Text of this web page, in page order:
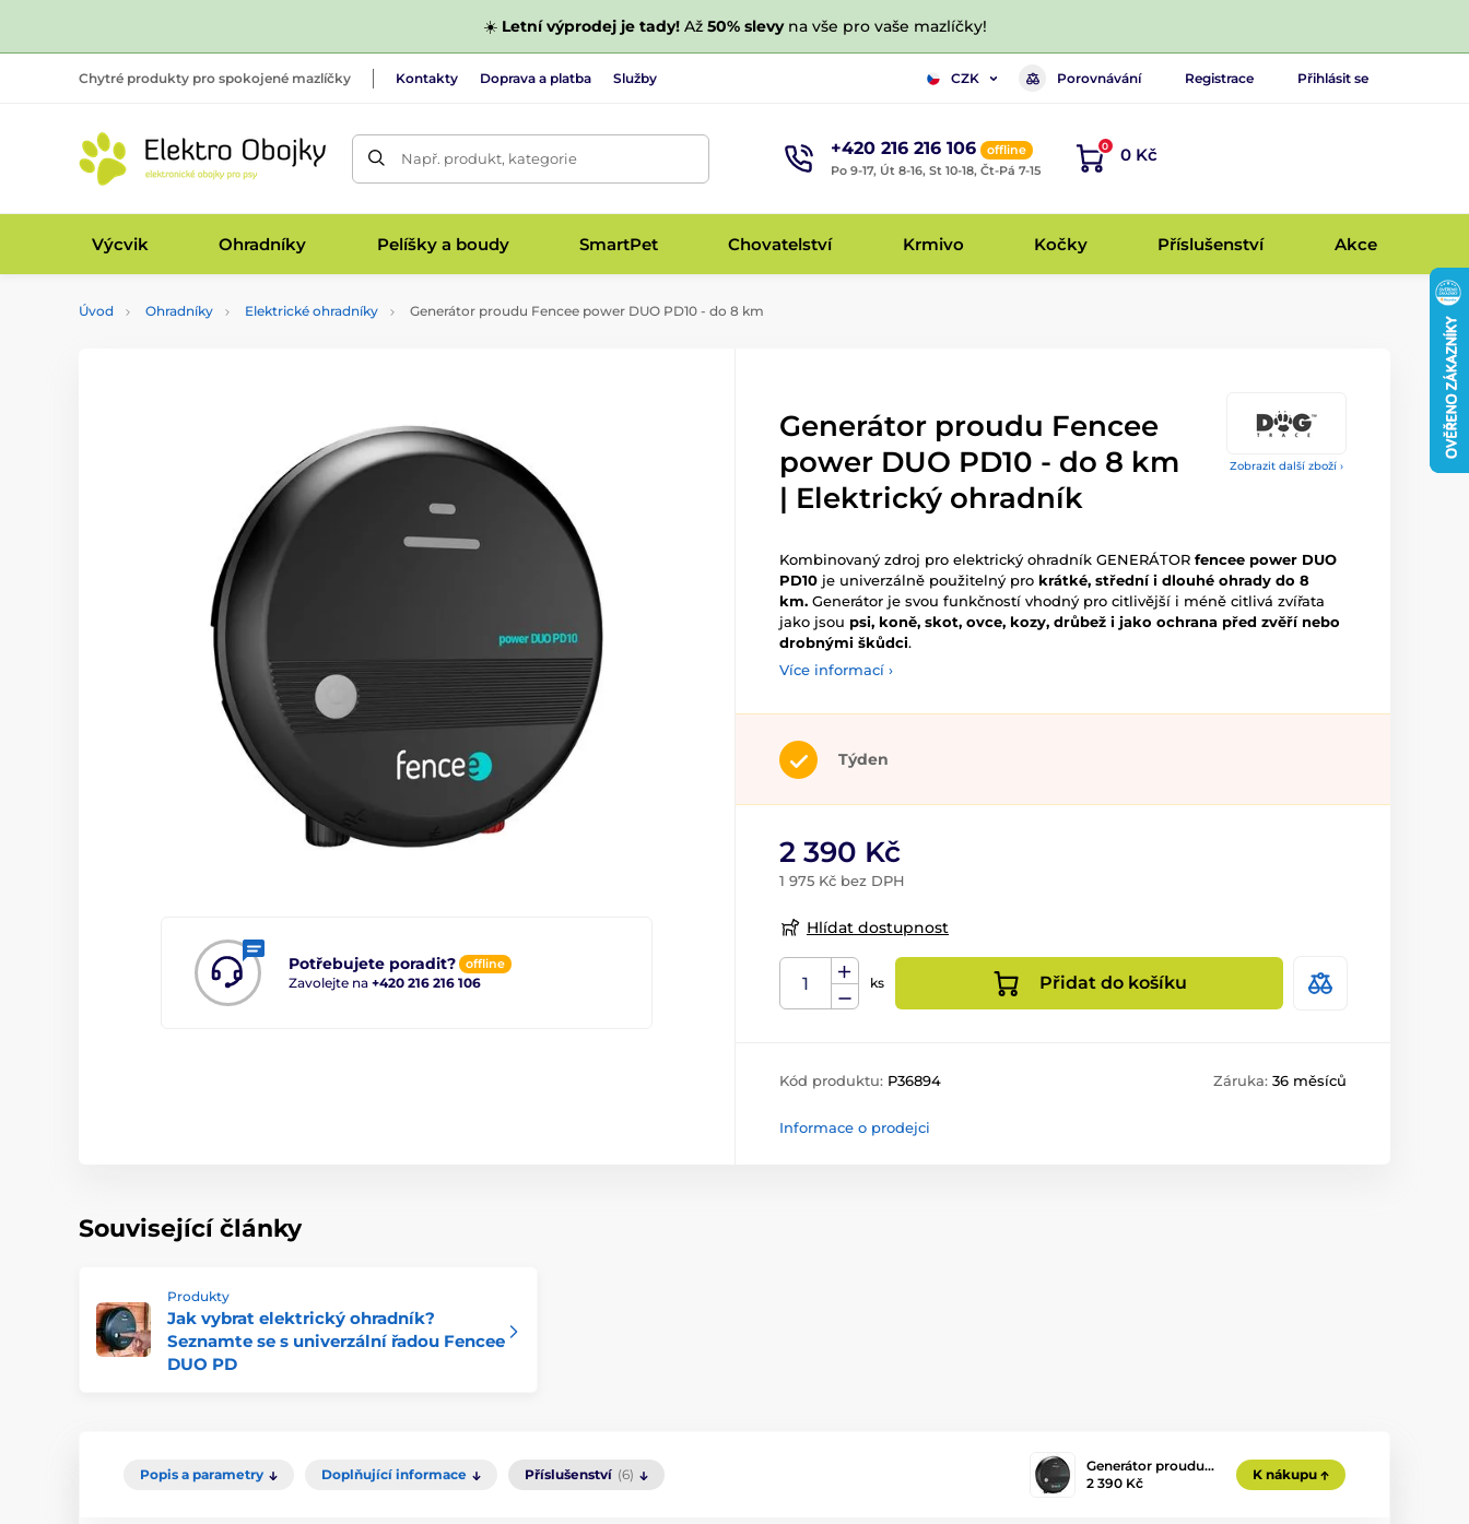
☀️ Letní výprodej je tady!Až 50% slevyna vše pro vaše mazlíčky!
Chytré produkty pro spokojené mazlíčky Kontakty Doprava a platba Služby CZK Porovnávání Registrace Přihlásit se
Např. produkt, kategorie +420 216 216 106
offline
Po 9-17, Út 8-16, St 10-18, Čt-Pá 7-15
0 0 Kč
Výcvik Ohradníky Pelíšky a boudy SmartPet Chovatelství Krmivo Kočky Příslušenství Akce
Úvod Ohradníky Elektrické ohradníky Generátor proudu Fencee power DUO PD10 - do 8 km
Zobrazit další zboží ›
Potřebujete poradit? offline
Zavolejte na +420 216 216 106
Generátor proudu Fencee
power DUO PD10 - do 8 km
| Elektrický ohradník
Kombinovaný zdroj pro elektrický ohradník GENERÁTOR fencee power DUO
PD10 je univerzálně použitelný pro krátké, střední i dlouhé ohrady do 8
km. Generátor je svou funkčností vhodný pro citlivější i méně citlivá zvířata
jako jsou psi, koně, skot, ovce, kozy, drůbež i jako ochrana před zvěří nebo
drobnými škůdci.
Více informací ›
Týden
2 390 Kč
1 975 Kč bez DPH
Hlídat dostupnost
ks Přidat do košíku
Kód produktu: P36894 Záruka: 36 měsíců
Informace o prodejci
Související články
Produkty
Jak vybrat elektrický ohradník?
Seznamte se s univerzální řadou Fencee
DUO PD
Popis a parametry Doplňující informace Příslušenství (6)
Generátor proudu…
2 390 Kč
K nákupu